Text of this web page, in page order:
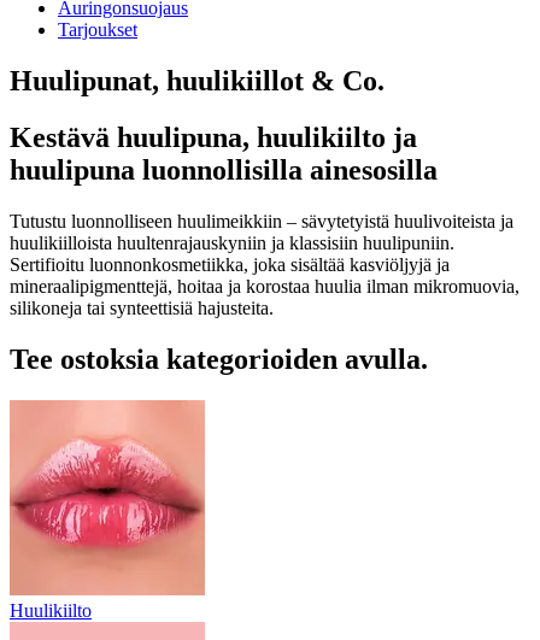
Auringonsuojaus
Tarjoukset
Huulipunat, huulikiillot & Co.
Kestävä huulipuna, huulikiilto ja
huulipuna luonnollisilla ainesosilla
Tutustu luonnolliseen huulimeikkiin – sävytetyistä huulivoiteista ja
huulikiilloista huultenrajauskyniin ja klassisiin huulipuniin.
Sertifioitu luonnonkosmetiikka, joka sisältää kasviöljyjä ja
mineraalipigmenttejä, hoitaa ja korostaa huulia ilman mikromuovia,
silikoneja tai synteettisiä hajusteita.
Tee ostoksia kategorioiden avulla.
Huulikiilto